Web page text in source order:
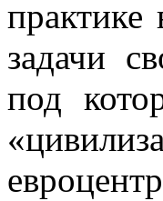
практике
задачи
под